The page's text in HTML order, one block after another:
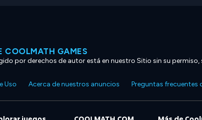
COOLMATH GAMES
por derechos de autor está en nuestro Sitio sin su permiso,
Uso Acerca de nuestros anuncios Preguntas frecuentes